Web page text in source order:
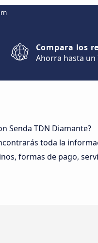
Compara los
Ahorra hasta un
Senda TDN Diamante?
toda la
formas de pago,